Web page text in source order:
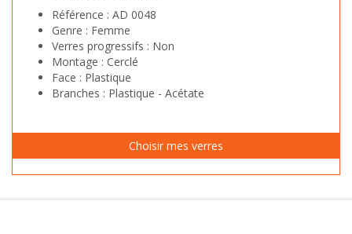
Référence : AD 0048
Genre : Femme
Verres progressifs : Non
Montage : Cerclé
Face : Plastique
Branches : Plastique - Acétate